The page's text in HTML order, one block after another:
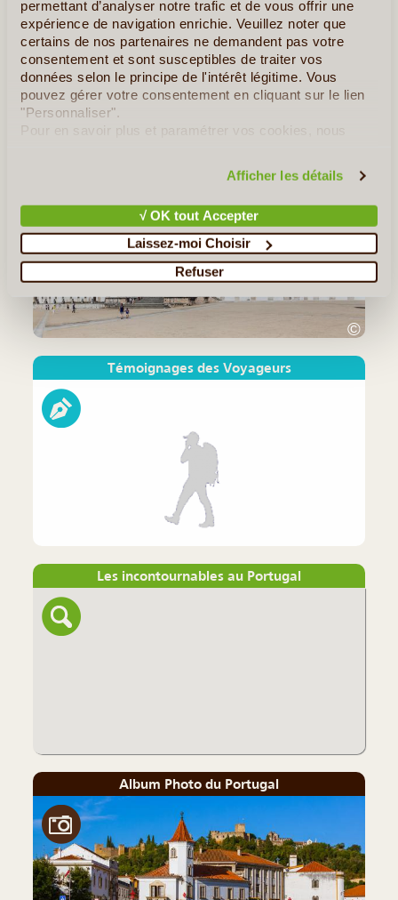
permettant d’analyser notre trafic et de vous offrir une
expérience de navigation enrichie. Veuillez noter que
certains de nos partenaires ne demandent pas votre
consentement et sont susceptibles de traiter vos
données selon le principe de l'intérêt légitime. Vous
pouvez gérer votre consentement en cliquant sur le lien
"Personnaliser".
Pour en savoir plus et paramétrer vos cookies, nous
Afficher les détails
√ OK tout Accepter
Laissez-moi Choisir
Refuser
Dans les vallées et les flancs escarpés des montagnes du centre
du Portugal se trouvent les aldeias do xisto. Ces villages, bâtis
en schiste – pierre sombre et feuilletée typique de la région –
nous emmènent sur les traces d’un (...)
©
Témoignages des Voyageurs
Les incontournables au Portugal
Album Photo du Portugal